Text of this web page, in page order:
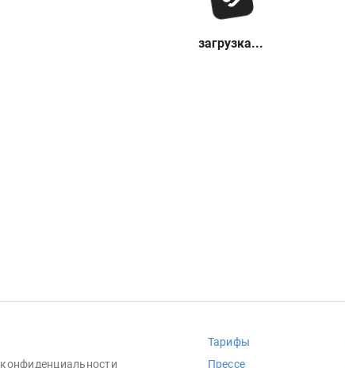
загрузка...
конфиденциальности
Тарифы
Прессе